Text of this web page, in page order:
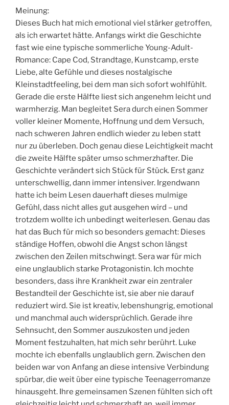
Meinung:
Dieses Buch hat mich emotional viel stärker getroffen,
als ich erwartet hätte. Anfangs wirkt die Geschichte
fast wie eine typische sommerliche Young-Adult-
Romance: Cape Cod, Strandtage, Kunstcamp, erste
Liebe, alte Gefühle und dieses nostalgische
Kleinstadtfeeling, bei dem man sich sofort wohlfühlt.
Gerade die erste Hälfte liest sich angenehm leicht und
warmherzig. Man begleitet Sera durch einen Sommer
voller kleiner Momente, Hoffnung und dem Versuch,
nach schweren Jahren endlich wieder zu leben statt
nur zu überleben. Doch genau diese Leichtigkeit macht
die zweite Hälfte später umso schmerzhafter. Die
Geschichte verändert sich Stück für Stück. Erst ganz
unterschwellig, dann immer intensiver. Irgendwann
hatte ich beim Lesen dauerhaft dieses mulmige
Gefühl, dass nicht alles gut ausgehen wird – und
trotzdem wollte ich unbedingt weiterlesen. Genau das
hat das Buch für mich so besonders gemacht: Dieses
ständige Hoffen, obwohl die Angst schon längst
zwischen den Zeilen mitschwingt. Sera war für mich
eine unglaublich starke Protagonistin. Ich mochte
besonders, dass ihre Krankheit zwar ein zentraler
Bestandteil der Geschichte ist, sie aber nie darauf
reduziert wird. Sie ist kreativ, lebenshungrig, emotional
und manchmal auch widersprüchlich. Gerade ihre
Sehnsucht, den Sommer auszukosten und jeden
Moment festzuhalten, hat mich sehr berührt. Luke
mochte ich ebenfalls unglaublich gern. Zwischen den
beiden war von Anfang an diese intensive Verbindung
spürbar, die weit über eine typische Teenagerromanze
hinausgeht. Ihre gemeinsamen Szenen fühlten sich oft